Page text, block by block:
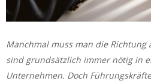
Manchmal muss man die Richtung
sind grundsätzlich immer nötig in
Unternehmen. Doch